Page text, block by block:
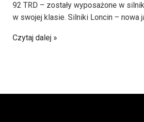
92 TRD – zostały wyposażone w
w swojej klasie. Silniki Loncin – nowa
Czytaj dalej